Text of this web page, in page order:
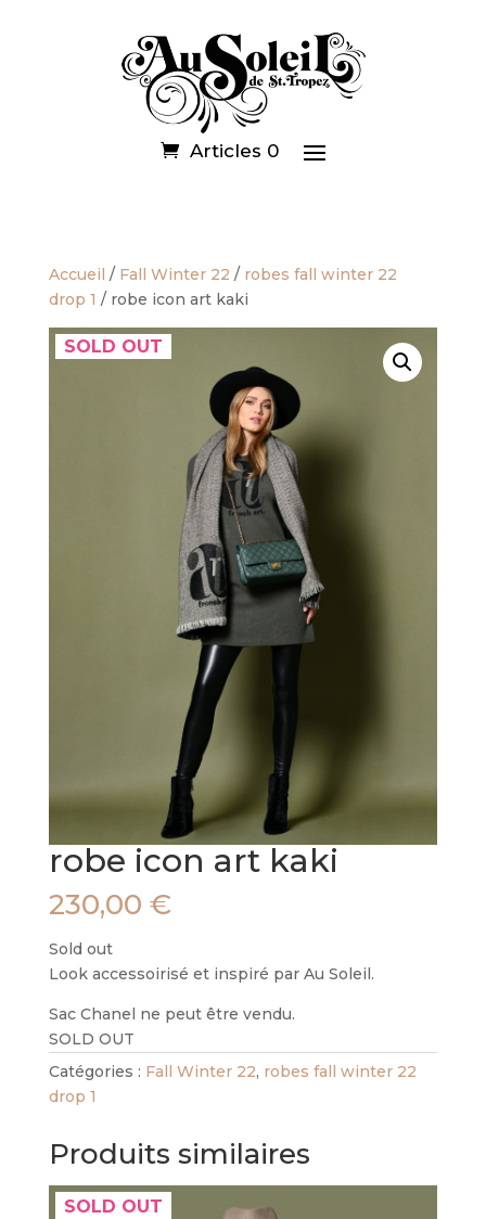
Articles 0
Accueil / Fall Winter 22 / robes fall winter 22
drop 1 / robe icon art kaki
SOLD OUT
robe icon art kaki
230,00 €
Sold out
Look accessoirisé et inspiré par Au Soleil.
Sac Chanel ne peut être vendu.
SOLD OUT
Catégories : Fall Winter 22, robes fall winter 22
drop 1
Produits similaires
SOLD OUT